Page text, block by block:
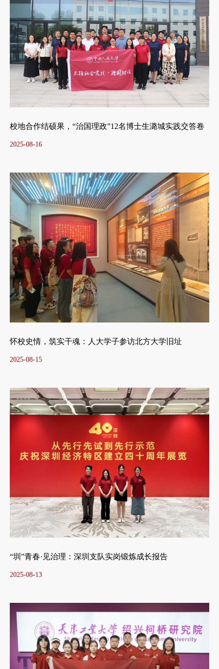
校地合作结硕果，“治国理政”12名博士生潞城实践交答卷
2025-08-16
怀校史情，筑实干魂：人大学子参访北方大学旧址
2025-08-15
“圳”青春·见治理：深圳支队实岗锻炼成长报告
2025-08-13